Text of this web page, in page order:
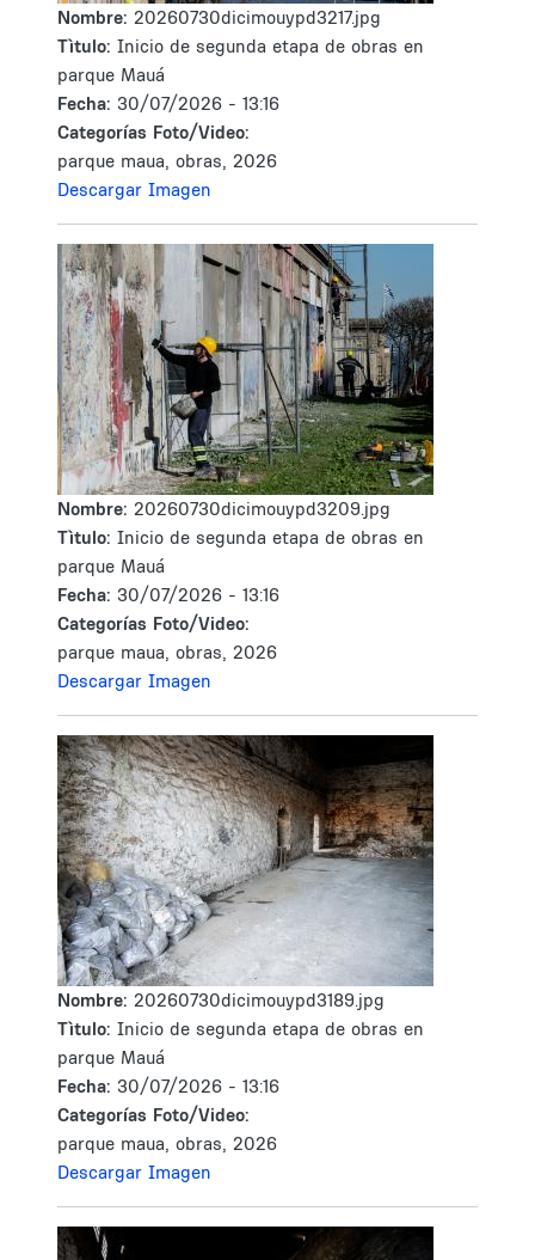
Nombre: 20260730dicimouypd3217.jpg
Tìtulo: Inicio de segunda etapa de obras en
parque Mauá
Fecha: 30/07/2026 - 13:16
Categorías Foto/Video:
parque maua, obras, 2026
Descargar Imagen
Nombre: 20260730dicimouypd3209.jpg
Tìtulo: Inicio de segunda etapa de obras en
parque Mauá
Fecha: 30/07/2026 - 13:16
Categorías Foto/Video:
parque maua, obras, 2026
Descargar Imagen
Nombre: 20260730dicimouypd3189.jpg
Tìtulo: Inicio de segunda etapa de obras en
parque Mauá
Fecha: 30/07/2026 - 13:16
Categorías Foto/Video:
parque maua, obras, 2026
Descargar Imagen